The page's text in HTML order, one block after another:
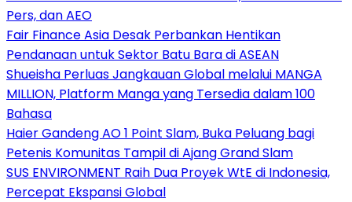
Pers, dan AEO
Fair Finance Asia Desak Perbankan Hentikan
Pendanaan untuk Sektor Batu Bara di ASEAN
Shueisha Perluas Jangkauan Global melalui MANGA
MILLION, Platform Manga yang Tersedia dalam 100
Bahasa
Haier Gandeng AO 1 Point Slam, Buka Peluang bagi
Petenis Komunitas Tampil di Ajang Grand Slam
SUS ENVIRONMENT Raih Dua Proyek WtE di Indonesia,
Percepat Ekspansi Global